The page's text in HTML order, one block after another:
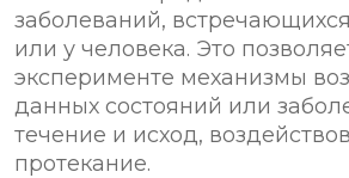
заболеваний,
или у человека. Это
эксперименте механизмы
данных состояний или
течение и исход,
протекание.